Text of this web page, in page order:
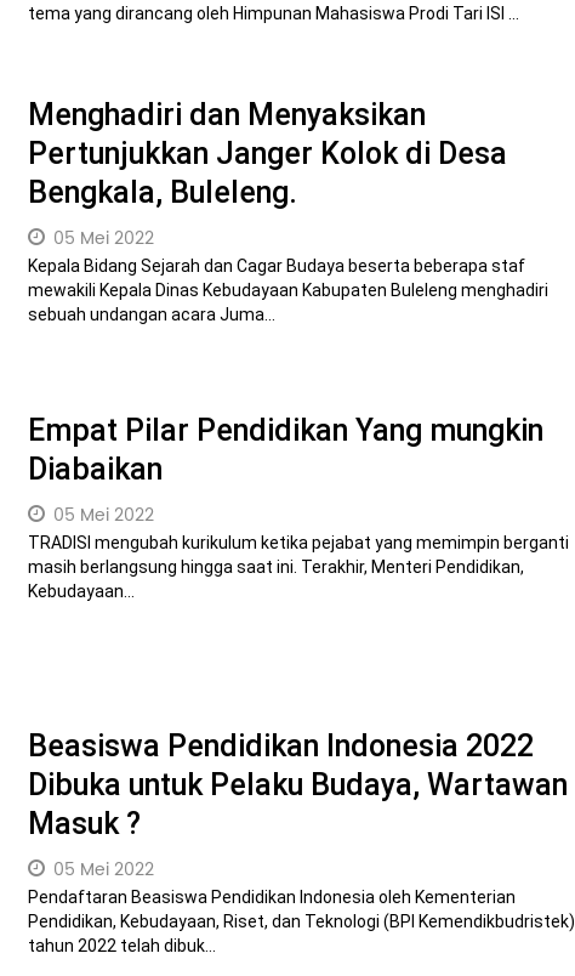
tema yang dirancang oleh Himpunan Mahasiswa Prodi Tari ISI ...
Menghadiri dan Menyaksikan
Pertunjukkan Janger Kolok di Desa
Bengkala, Buleleng.
05 Mei 2022
Kepala Bidang Sejarah dan Cagar Budaya beserta beberapa staf
mewakili Kepala Dinas Kebudayaan Kabupaten Buleleng menghadiri
sebuah undangan acara Juma...
Empat Pilar Pendidikan Yang mungkin
Diabaikan
05 Mei 2022
TRADISI mengubah kurikulum ketika pejabat yang memimpin berganti
masih berlangsung hingga saat ini. Terakhir, Menteri Pendidikan,
Kebudayaan...
Beasiswa Pendidikan Indonesia 2022
Dibuka untuk Pelaku Budaya, Wartawan
Masuk ?
05 Mei 2022
Pendaftaran Beasiswa Pendidikan Indonesia oleh Kementerian
Pendidikan, Kebudayaan, Riset, dan Teknologi (BPI Kemendikbudristek)
tahun 2022 telah dibuk...